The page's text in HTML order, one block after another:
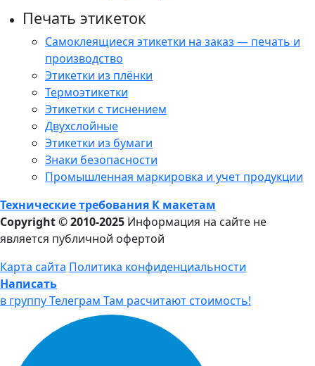
Печать этикеток
Самоклеящиеся этикетки на заказ — печать и
производство
Этикетки из плёнки
Термоэтикетки
Этикетки с тиснением
Двухслойные
Этикетки из бумаги
Знаки безопасности
Промышленная маркировка и учет продукции
Технические требования К макетам
Copyright © 2010-2025 Информация на сайте не
является публичной офертой
Карта сайта Политика конфиденциальности
Написать
в группу Телеграм Там расчитают стоимость!